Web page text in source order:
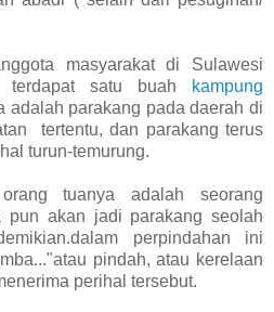
masyarakat di Sulawesi
terdapat satu buah
kampung
adalah parakang pada daerah di
tertentu, dan parakang terus
turun-temurung.
tuanya adalah seorang
pun akan jadi parakang seolah
perpindahan ini
pindah, atau kerelaan
perihal tersebut.